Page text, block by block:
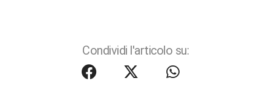
Condividi l'articolo su: